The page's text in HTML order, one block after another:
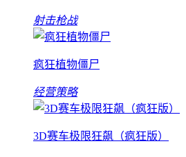
射击枪战
疯狂植物僵尸
经营策略
3D赛车极限狂飙（疯狂版）